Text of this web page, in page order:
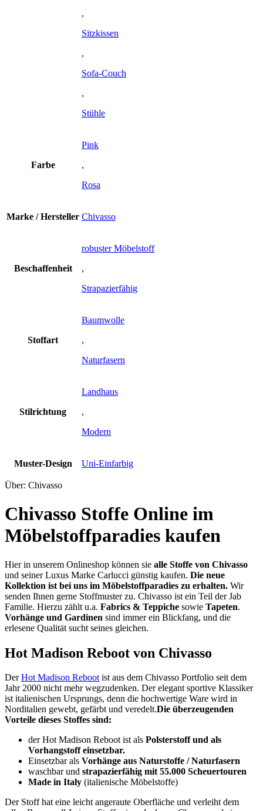
,
Sitzkissen
,
Sofa-Couch
,
Stühle
Farbe
Pink
,
Rosa
Marke / Hersteller Chivasso
Beschaffenheit
robuster Möbelstoff
,
Strapazierfähig
Stoffart
Baumwolle
,
Naturfasern
Stilrichtung
Landhaus
,
Modern
Muster-Design Uni-Einfarbig
Über: Chivasso
Chivasso Stoffe Online im
Möbelstoffparadies kaufen
Hier in unserem Onlineshop können sie alle Stoffe von Chivasso
und seiner Luxus Marke Carlucci günstig kaufen. Die neue
Kollektion ist bei uns im Möbelstoffparadies zu erhalten. Wir
senden Ihnen gerne Stoffmuster zu. Chivasso ist ein Teil der Jab
Familie. Hierzu zählt u.a. Fabrics & Teppiche sowie Tapeten.
Vorhänge und Gardinen sind immer ein Blickfang, und die
erlesene Qualität sucht seines gleichen.
Hot Madison Reboot von Chivasso
DerHot Madison Rebootist aus dem Chivasso Portfolio seit dem
Jahr 2000 nicht mehr wegzudenken. Der elegant sportive Klassiker
ist italienischen Ursprungs, denn die hochwertige Ware wird in
Norditalien gewebt, gefärbt und veredelt.Die überzeugenden
Vorteile dieses Stoffes sind:
der Hot Madison Reboot ist als Polsterstoff und als
Vorhangstoff einsetzbar.
Einsetzbar als Vorhänge aus Naturstoffe / Naturfasern
waschbar und strapazierfähig mit 55.000 Scheuertouren
Made in Italy (italienische Möbelstoffe)
Der Stoff hat eine leicht angeraute Oberfläche und verleiht dem